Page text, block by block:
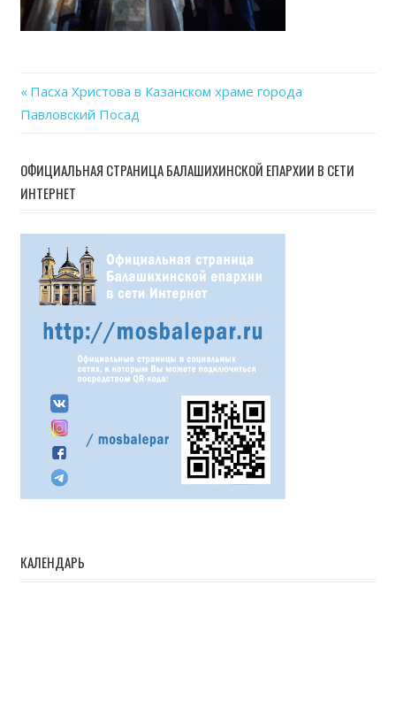
Навигация
записям
Previous
Post:
Пасха Христова в Казанском храме города
Павловский Посад
ОФИЦИАЛЬНАЯ СТРАНИЦА БАЛАШИХИНСКОЙ ЕПАРХИИ В СЕТИ
ИНТЕРНЕТ
КАЛЕНДАРЬ